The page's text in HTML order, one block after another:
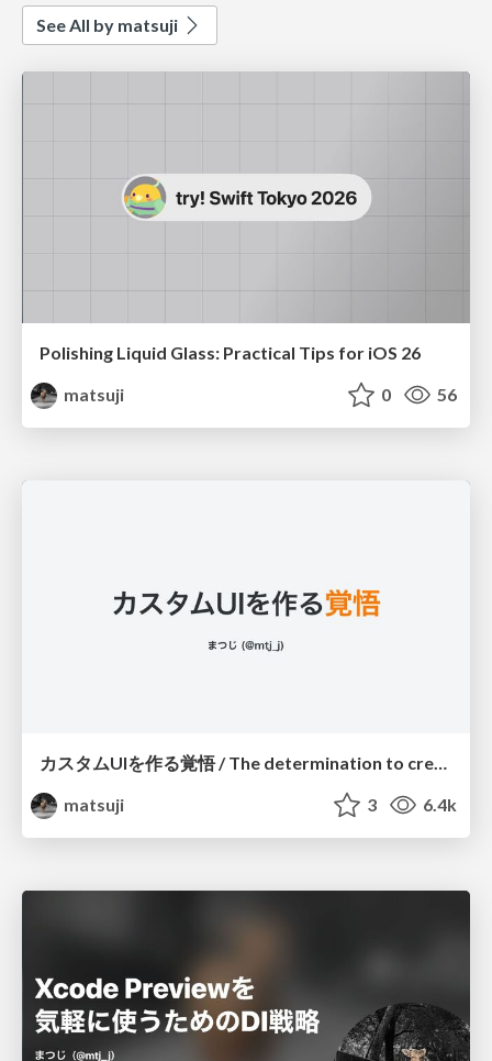
See All by matsuji
Polishing Liquid Glass: Practical Tips for iOS 26
matsuji
0 56
matsuji
3 6.4k